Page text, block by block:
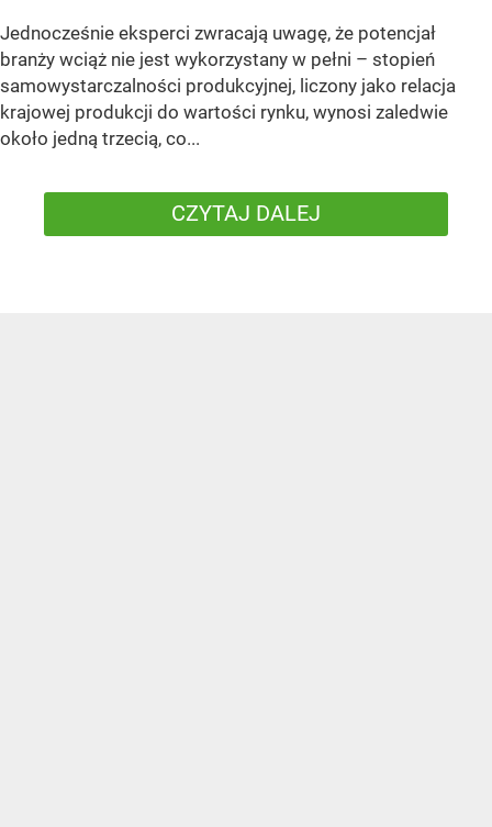
Jednocześnie eksperci zwracają uwagę, że potencjał
branży wciąż nie jest wykorzystany w pełni – stopień
samowystarczalności produkcyjnej, liczony jako relacja
krajowej produkcji do wartości rynku, wynosi zaledwie
około jedną trzecią, co...
CZYTAJ DALEJ